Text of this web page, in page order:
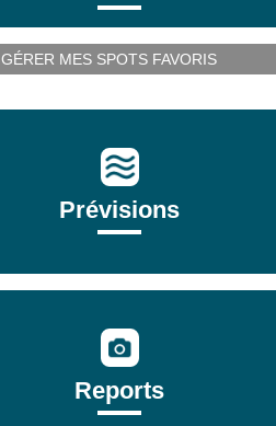
GÉRER MES SPOTS FAVORIS
Prévisions
Reports